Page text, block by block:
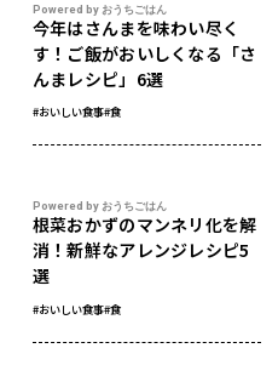
Powered by おうちごはん
今年はさんまを味わい尽く
す！ご飯がおいしくなる「さ
んまレシピ」6選
#おいしい食事#食
Powered by おうちごはん
根菜おかずのマンネリ化を解
消！新鮮なアレンジレシピ5
選
#おいしい食事#食